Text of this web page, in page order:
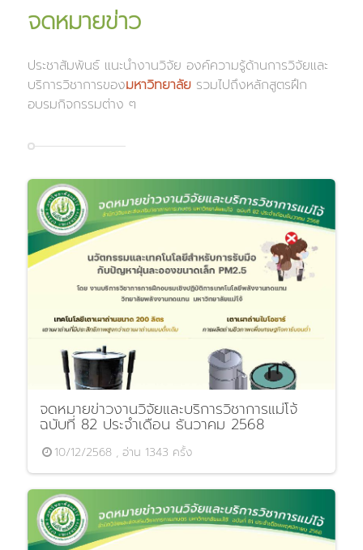
จดหมายข่าว
ประชาสัมพันธ์ แนะนำงานวิจัย องค์ความรู้ด้านการวิจัยและ
บริการวิชาการของมหาวิทยาลัยรวมไปถึงหลักสูตรฝึก
อบรมกิจกรรมต่าง ๆ
จดหมายข่าวงานวิจัยและบริการวิชาการแม่โจ้
ฉบับที่ 82 ประจำเดือน ธันวาคม 2568
10/12/2568 , อ่าน 1343 ครั้ง